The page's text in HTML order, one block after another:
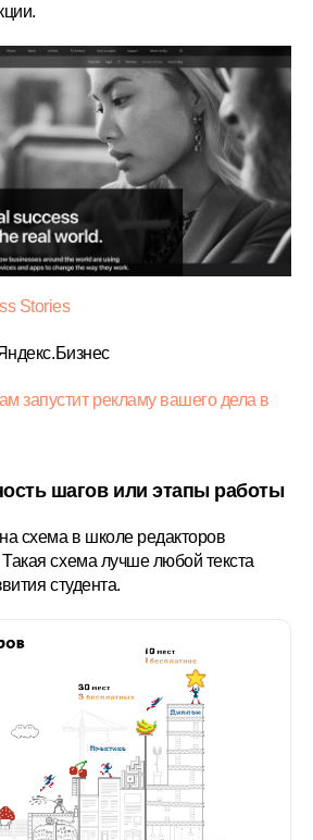
Stories
запустит рекламу вашего дела в
шагов или этапы работы
схема в школе редакторов
схема лучше любой текста
студента.